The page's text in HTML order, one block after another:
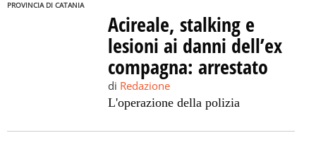
PROVINCIA DI CATANIA
Acireale, stalking e
lesioni ai danni dell’ex
compagna: arrestato
di Redazione
L'operazione della polizia